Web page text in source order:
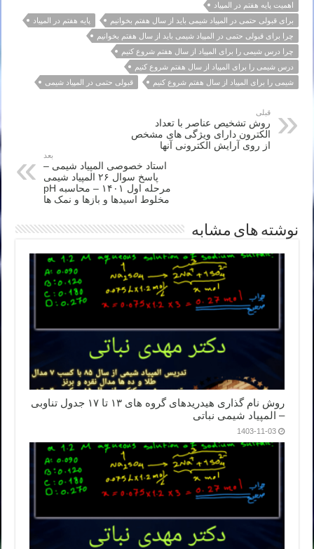
اهمیت پایه هفتم در المپیاد
برای قبولی حتمی در المپیاد شیمی باید از سال هفتم بخوانیم
پایه هفتم در المپیاد
چرا برای قبولی حتمی در المپیاد شیمی باید از سال هفتم بخوانیم
چرا درس شیمی را برای المپیاد از سال هفتم شروع کنیم
درس شیمی را برای المپیاد از سال هفتم شروع کنیم
شیمی را برای المپیاد از سال هفتم شروع کنیم
قبولی حتمی در المپیاد شیمی
قبلی
روش تشخیص عناصر با تعداد
الکترون دارای ویژگی های مشخص
از روی آرایش الکترونی آنها
بعد
استاد خصوصی المپیاد شیمی –
پاسخ سوال ۲۶ المپیاد شیمی
مرحله اول ۱۴۰۱ – محاسبه pH
مخلوط اسیدها و بازها و نمک ها
نوشته های مشابه
روش نام گذاری هیدریدهای گروه های ۱۳ تا ۱۷ جدول تناوبی
– المپیاد شیمی نباتی
1403-11-03